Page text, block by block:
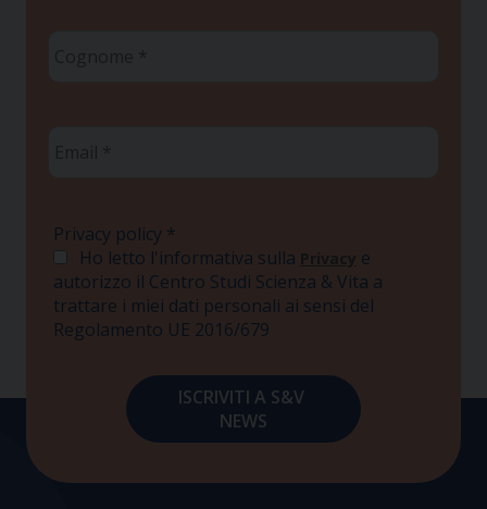
Privacy policy *
Ho letto l'informativa sulla Privacy e
autorizzo il Centro Studi Scienza & Vita a
trattare i miei dati personali ai sensi del
Regolamento UE 2016/679